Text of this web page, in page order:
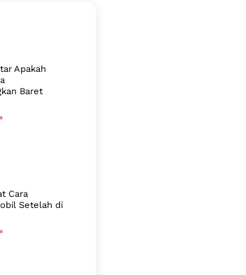
Apakah
Baret
Cara
Setelah di